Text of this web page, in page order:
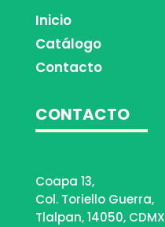
Inicio
Catálogo
Contacto
CONTACTO
Coapa 13,
Col. Toriello Guerra,
Tlalpan, 14050, CDMX